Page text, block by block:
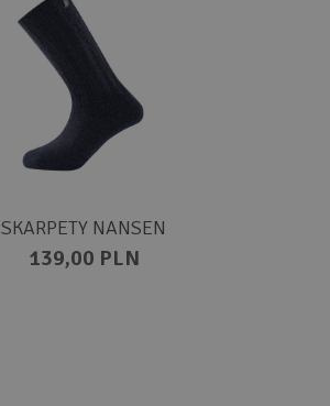
SKARPETY NANSEN
139,00 PLN